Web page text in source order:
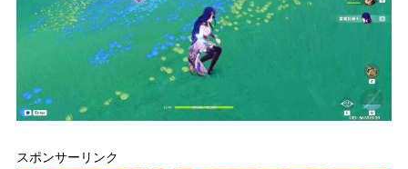
スポンサーリンク